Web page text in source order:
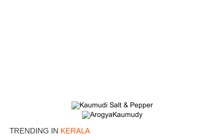
TRENDING IN KERALA